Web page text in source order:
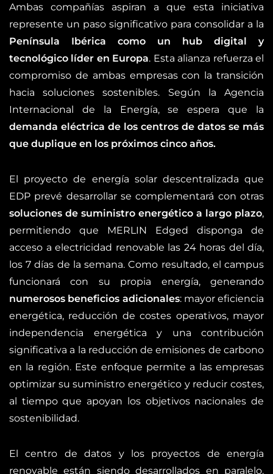
Ambas compañías aspiran a que esta iniciativa
represente un paso significativo para consolidar a la
Península Ibérica como un hub digital y
tecnológico líder en Europa. Esta alianza refuerza el
compromiso de ambas empresas con la transición
hacia soluciones sostenibles. Según la Agencia
Internacional de la Energía, se espera que la
demanda eléctrica de los centros de datos se más
que duplique en los próximos cinco años.
El proyecto de energía solar descentralizada que
EDP prevé desarrollar se complementará con otras
soluciones de suministro energético a largo plazo,
permitiendo que MERLIN Edged disponga de
acceso a electricidad renovable las 24 horas del día,
los 7 días de la semana. Como resultado, el campus
funcionará con su propia energía, generando
numerosos beneficios adicionales: mayor eficiencia
energética, reducción de costes operativos, mayor
independencia energética y una contribución
significativa a la reducción de emisiones de carbono
en la región. Este enfoque permite a las empresas
optimizar su suministro energético y reducir costes,
al tiempo que apoyan los objetivos nacionales de
sostenibilidad.
El centro de datos y los proyectos de energía
renovable están siendo desarrollados en paralelo.